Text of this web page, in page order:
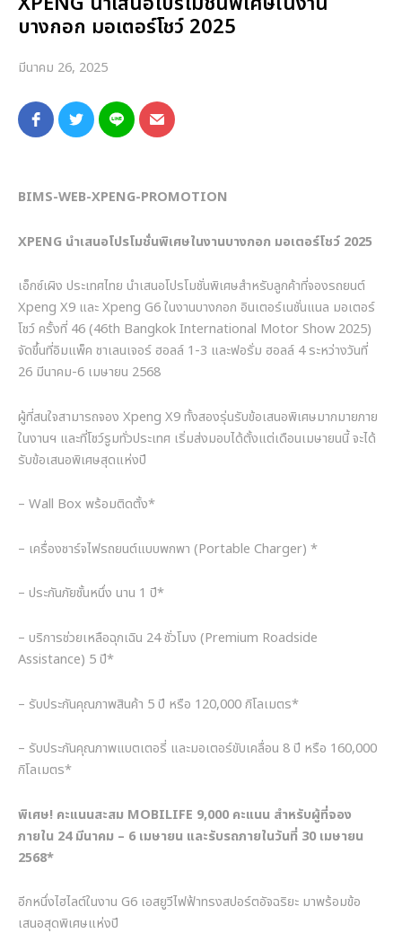
บางกอก มอเตอร์โชว์ 2025
มีนาคม 26, 2025
BIMS-WEB-XPENG-PROMOTION
XPENG นำเสนอโปรโมชั่นพิเศษในงานบางกอก มอเตอร์โชว์ 2025
เอ็กซ์เผิง ประเทศไทย นำเสนอโปรโมชั่นพิเศษสำหรับลูกค้าที่จองรถยนต์
Xpeng X9 และ Xpeng G6 ในงานบางกอก อินเตอร์เนชั่นแนล มอเตอร์
โชว์ ครั้งที่ 46 (46th Bangkok International Motor Show 2025)
จัดขึ้นที่อิมแพ็ค ชาเลนเจอร์ ฮอลล์ 1-3 และฟอรั่ม ฮอลล์ 4 ระหว่างวันที่
26 มีนาคม-6 เมษายน 2568
ผู้ที่สนใจสามารถจอง Xpeng X9 ทั้งสองรุ่นรับข้อเสนอพิเศษมากมายภาย
ในงานฯ และที่โชว์รูมทั่วประเทศ เริ่มส่งมอบได้ตั้งแต่เดือนเมษายนนี้ จะได้
รับข้อเสนอพิเศษสุดแห่งปี
– Wall Box พร้อมติดตั้ง*
– เครื่องชาร์จไฟรถยนต์แบบพกพา (Portable Charger) *
– ประกันภัยชั้นหนึ่ง นาน 1 ปี*
– บริการช่วยเหลือฉุกเฉิน 24 ชั่วโมง (Premium Roadside
Assistance) 5 ปี*
– รับประกันคุณภาพสินค้า 5 ปี หรือ 120,000 กิโลเมตร*
– รับประกันคุณภาพแบตเตอรี่ และมอเตอร์ขับเคลื่อน 8 ปี หรือ 160,000
กิโลเมตร*
พิเศษ! คะแนนสะสม MOBILIFE 9,000 คะแนน สำหรับผู้ที่จอง
ภายใน 24 มีนาคม – 6 เมษายน และรับรถภายในวันที่ 30 เมษายน
2568*
อีกหนึ่งไฮไลต์ในงาน G6 เอสยูวีไฟฟ้าทรงสปอร์ตอัจฉริยะ มาพร้อมข้อ
เสนอสุดพิเศษแห่งปี